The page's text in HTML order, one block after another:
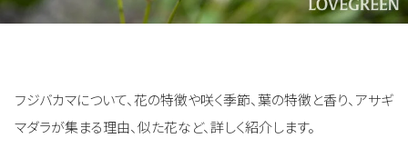
フジバカマについて、花の特徴や咲く季節、葉の特徴と香り、アサギ
マダラが集まる理由、似た花など、詳しく紹介します。